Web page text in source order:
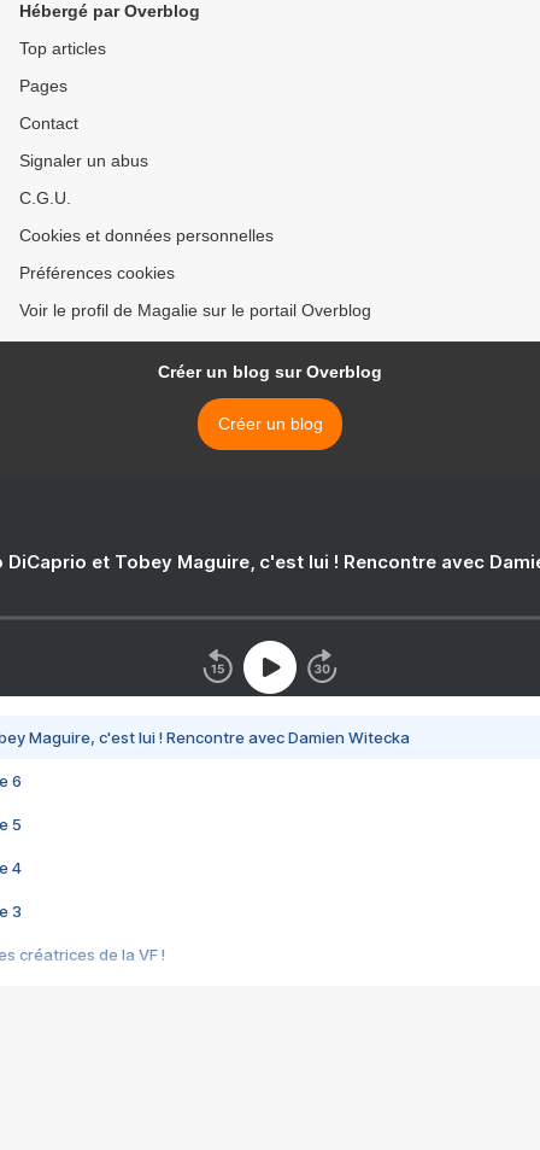
Hébergé par Overblog
Top articles
Pages
Contact
Signaler un abus
C.G.U.
Cookies et données personnelles
Préférences cookies
Voir le profil de Magalie sur le portail Overblog
Créer un blog sur Overblog
Créer un blog
DiCaprio et Tobey Maguire, c'est lui ! Rencontre avec
Maguire, c'est lui ! Rencontre avec Damien Witecka
6
5
4
3
créatrices de la VF !